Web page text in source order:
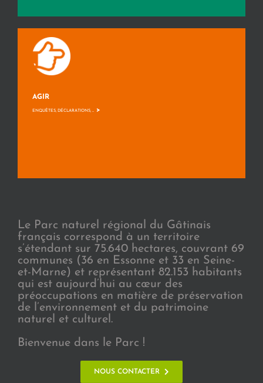
AGIR
ENQUÊTES, DÉCLARATIONS, ... >
Le Parc naturel régional du Gâtinais
français correspond à un territoire
s’étendant sur 75.640 hectares, couvrant 69
communes (36 en Essonne et 33 en Seine-
et-Marne) et représentant 82.153 habitants
qui est aujourd’hui au cœur des
préoccupations en matière de préservation
de l’environnement et du patrimoine
naturel et culturel.
Bienvenue dans le Parc !
NOUS CONTACTER